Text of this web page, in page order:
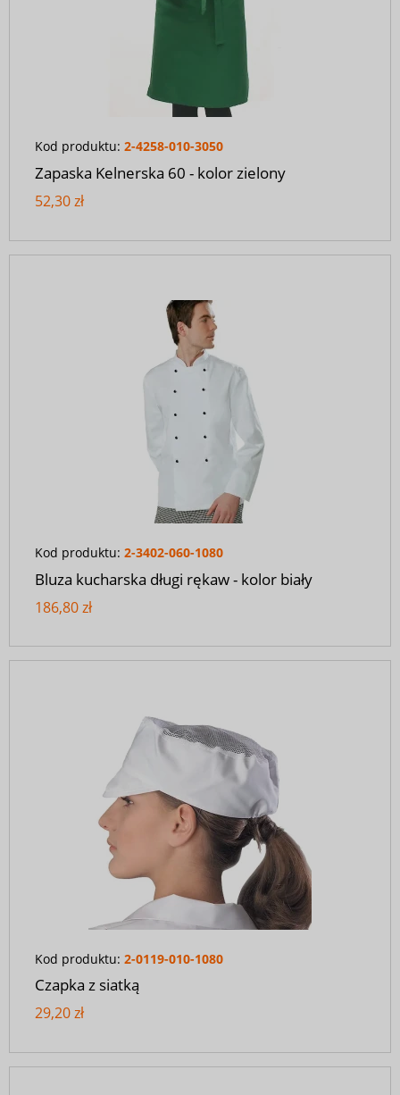
Kod produktu: 2-4258-010-3050
Zapaska Kelnerska 60 - kolor zielony
52,30 zł
Kod produktu: 2-3402-060-1080
Bluza kucharska długi rękaw - kolor biały
186,80 zł
Kod produktu: 2-0119-010-1080
Czapka z siatką
29,20 zł